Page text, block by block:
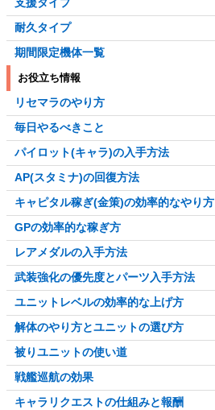
支援タイプ
耐久タイプ
期間限定機体一覧
お役立ち情報
リセマラのやり方
毎日やるべきこと
パイロット(キャラ)の入手方法
AP(スタミナ)の回復方法
キャピタル稼ぎ(金策)の効率的なやり方
GPの効率的な稼ぎ方
レアメダルの入手方法
武装強化の優先度とパーツ入手方法
ユニットレベルの効率的な上げ方
解体のやり方とユニットの選び方
被りユニットの使い道
戦艦巡航の効果
キャラリクエストの仕組みと報酬